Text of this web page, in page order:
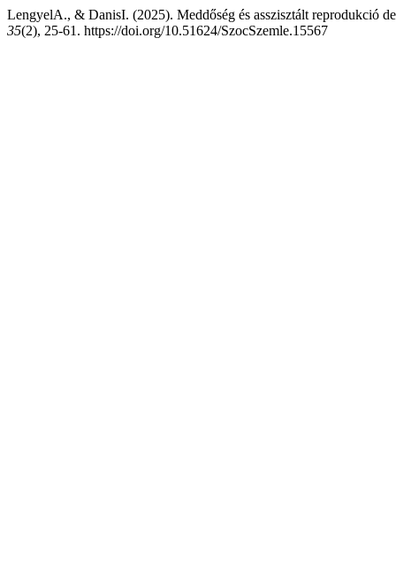
LengyelA., & DanisI. (2025). Meddőség és asszisztált reprodukció
35(2), 25-61. https://doi.org/10.51624/SzocSzemle.15567